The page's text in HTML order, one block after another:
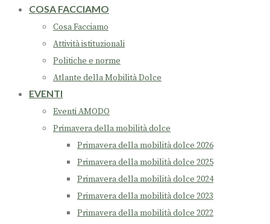
COSA FACCIAMO
Cosa Facciamo
Attività istituzionali
Politiche e norme
Atlante della Mobilità Dolce
EVENTI
Eventi AMODO
Primavera della mobilità dolce
Primavera della mobilità dolce 2026
Primavera della mobilità dolce 2025
Primavera della mobilità dolce 2024
Primavera della mobilità dolce 2023
Primavera della mobilità dolce 2022